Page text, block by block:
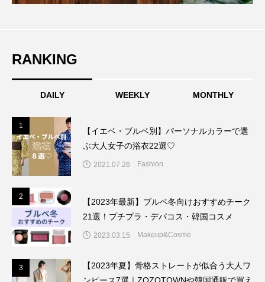
RANKING
DAILY WEEKLY MONTHLY
1
【イエベ・ブルベ別】パーソナルカラーで選
ぶ大人女子の浴衣22選♡
2021.07.26 Fashion
2
【2023年最新】ブルベ冬向けおすすめチーク
21選！プチプラ・デパコス・韓国コスメ
2023.03.15 Makeup&Cosme
3
【2023年夏】骨格ストレートが似合う大人ワ